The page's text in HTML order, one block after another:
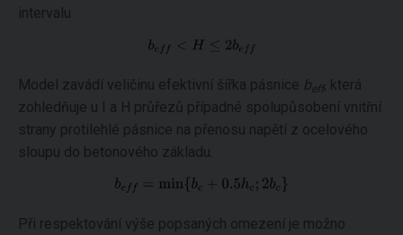
intervalu
Model zavádí veličinu efektivní šířka pásnice beff, která
zohledňuje u I a H průřezů případné spolupůsobení vnitřní
strany protilehlé pásnice na přenosu napětí z ocelového
sloupu do betonového základu.
Při respektování výše popsaných omezení je možno